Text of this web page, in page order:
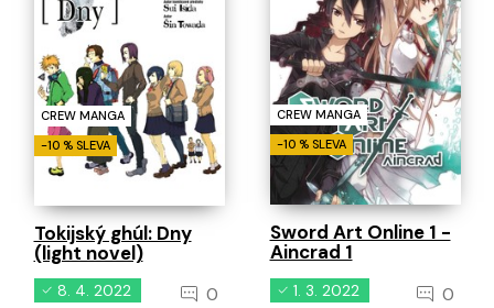
CREW MANGA
-10 % SLEVA
Tokijský ghúl: Dny
(light novel)
8. 4. 2022 0
CREW MANGA
-10 % SLEVA
Sword Art Online 1 -
Aincrad 1
1. 3. 2022 0